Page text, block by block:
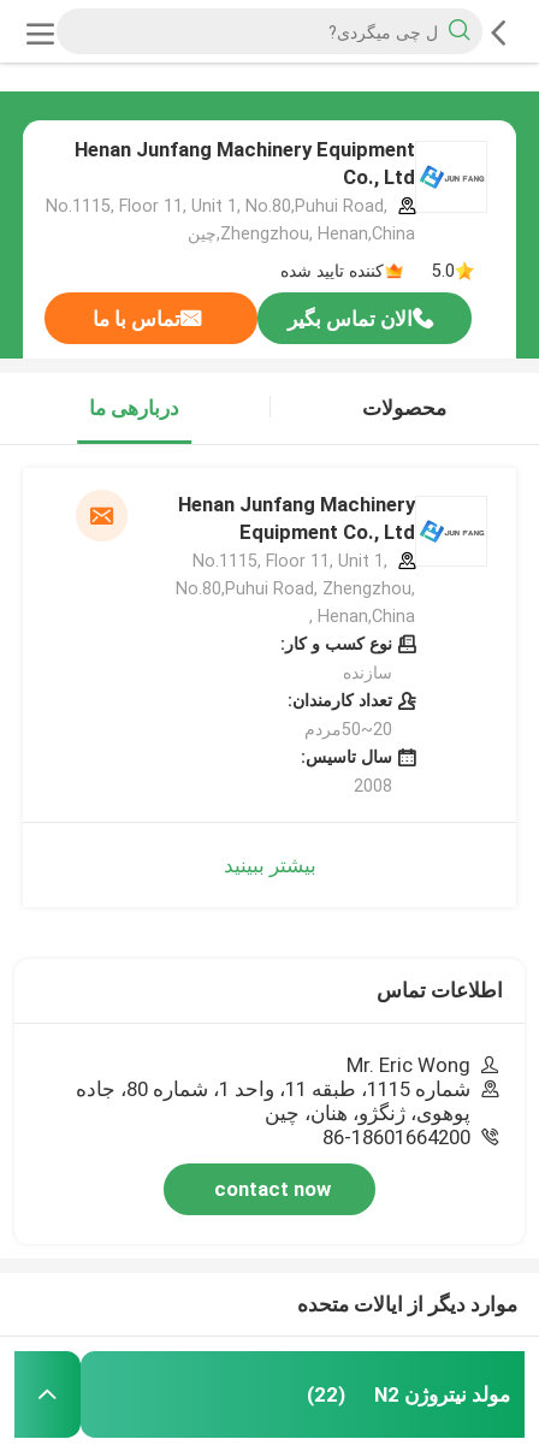
Henan Junfang Machinery Equipment
Co., Ltd
No.1115, Floor 11, Unit 1, No.80,Puhui Road,
Zhengzhou, Henan,China,چین
5.0
کننده تایید شده
الان تماس بگیر تماس با ما
محصولات دربارهی ما
Henan Junfang Machinery
Equipment Co., Ltd
No.1115, Floor 11, Unit 1,
No.80,Puhui Road, Zhengzhou,
Henan,China ,
نوع کسب و کار:
سازنده
تعداد کارمندان:
20~50مردم
سال تاسیس:
2008
بیشتر ببینید
اطلاعات تماس
Mr. Eric Wong
شماره 1115، طبقه 11، واحد 1، شماره 80، جاده
پوهوی، ژنگژو، هنان، چین
86-18601664200
contact now
موارد دیگر از ایالات متحده
مولد نیتروژن N2 (22)